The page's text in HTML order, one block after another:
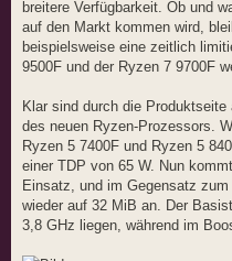
breitere Verfügbarkeit. Ob und
auf den Markt kommen wird,
beispielsweise eine zeitlich
9500F und der Ryzen 7 9700F
Klar sind durch die
des neuen Ryzen-Prozessors.
Ryzen 5 7400F und Ryzen 5
einer TDP von 65 W. Nun
Einsatz, und im Gegensatz
wieder auf 32 MiB an. Der
3,8 GHz liegen, während im